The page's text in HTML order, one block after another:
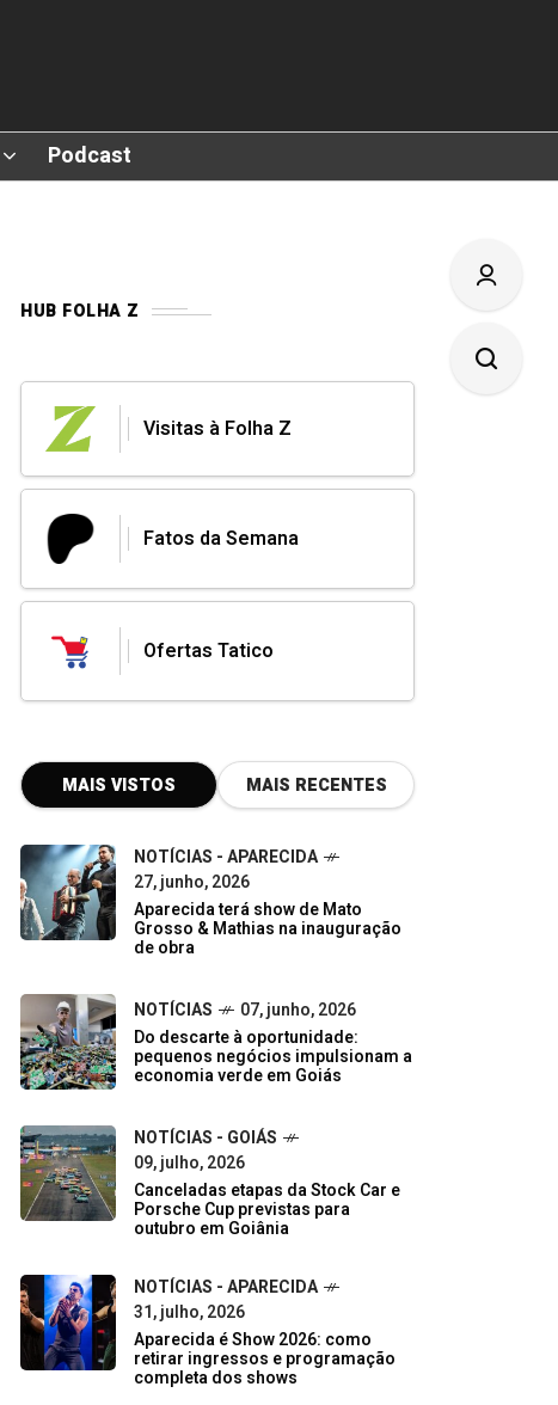
Podcast
HUB FOLHA Z
Visitas à Folha Z
Fatos da Semana
Ofertas Tatico
MAIS VISTOS MAIS RECENTES
NOTÍCIAS - APARECIDA
27, junho, 2026
Aparecida terá show de Mato
Grosso & Mathias na inauguração
de obra
NOTÍCIAS
07, junho, 2026
Do descarte à oportunidade:
pequenos negócios impulsionam a
economia verde em Goiás
NOTÍCIAS - GOIÁS
09, julho, 2026
Canceladas etapas da Stock Car e
Porsche Cup previstas para
outubro em Goiânia
NOTÍCIAS - APARECIDA
31, julho, 2026
Aparecida é Show 2026: como
retirar ingressos e programação
completa dos shows